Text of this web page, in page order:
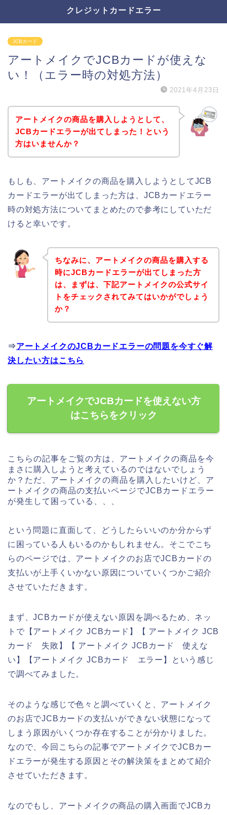
クレジットカードエラー
JCBカード
アートメイクでJCBカードが使えな
い！（エラー時の対処方法）
2021年4月23日
アートメイクの商品を購入しようとして、
JCBカードエラーが出てしまった！という
方はいませんか？
もしも、アートメイクの商品を購入しようとしてJCB
カードエラーが出てしまった方は、JCBカードエラー
時の対処方法についてまとめたので参考にしていただ
けると幸いです。
ちなみに、アートメイクの商品を購入する
時にJCBカードエラーが出てしまった方
は、まずは、下記アートメイクの公式サイ
トをチェックされてみてはいかがでしょう
か？
⇒アートメイクのJCBカードエラーの問題を今すぐ解
決したい方はこちら
アートメイクでJCBカードを使えない方
はこちらをクリック
こちらの記事をご覧の方は、アートメイクの商品を今
まさに購入しようと考えているのではないでしょう
か？ただ、アートメイクの商品を購入したいけど、ア
ートメイクの商品の支払いページでJCBカードエラー
が発生して困っている、、、
という問題に直面して、どうしたらいいのか分からず
に困っている人もいるのかもしれません。そこでこち
らのページでは、アートメイクのお店でJCBカードの
支払いが上手くいかない原因についていくつかご紹介
させていただきます。
まず、JCBカードが使えない原因を調べるため、ネッ
トで【アートメイク JCBカード】【 アートメイク JCB
カード 失敗】【 アートメイク JCBカード 使えな
い】【アートメイク JCBカード エラー】という感じ
で調べてみました。
そのような感じで色々と調べていくと、アートメイク
のお店でJCBカードの支払いができない状態になって
しまう原因がいくつか存在することが分かりました。
なので、今回こちらの記事でアートメイクでJCBカー
ドエラーが発生する原因とその解決策をまとめて紹介
させていただきます。
なのでもし、アートメイクの商品の購入画面でJCBカ